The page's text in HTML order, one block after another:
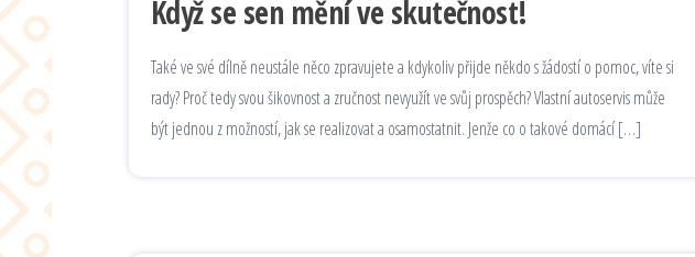
Když se sen mění ve skutečnost!
Také ve své dílně neustále něco zpravujete a kdykoliv přijde někdo s žádostí o pomoc, víte si
rady? Proč tedy svou šikovnost a zručnost nevyužít ve svůj prospěch? Vlastní autoservis může
být jednou z možností, jak se realizovat a osamostatnit. Jenže co o takové domácí […]